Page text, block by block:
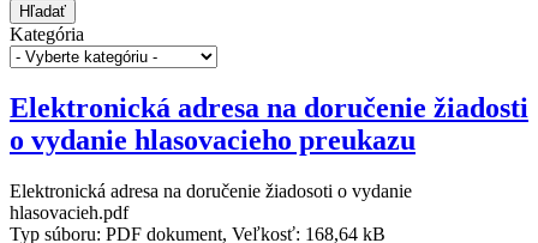
Hľadať
Kategória
Elektronická adresa na doručenie žiadosti
o vydanie hlasovacieho preukazu
Elektronická adresa na doručenie žiadosoti o vydanie
hlasovacieh.pdf
Typ súboru: PDF dokument, Veľkosť: 168,64 kB